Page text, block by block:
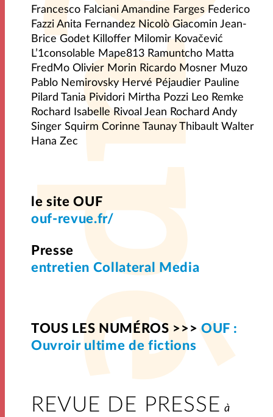
Francesco Falciani Amandine Farges Federico
Fazzi Anita Fernandez Nicolò Giacomin Jean-
Brice Godet Killoffer Milomir Kovačević
L’1consolable Mape813 Ramuntcho Matta
FredMo Olivier Morin Ricardo Mosner Muzo
Pablo Nemirovsky Hervé Péjaudier Pauline
Pilard Tania Pividori Mirtha Pozzi Leo Remke
Rochard Isabelle Rivoal Jean Rochard Andy
Singer Squirm Corinne Taunay Thibault Walter
Hana Zec
le site OUF
ouf-revue.fr/
Presse
entretien Collateral Media
TOUS LES NUMÉROS >>>OUF :
Ouvroir ultime de fictions
REVUE DE PRESSE à